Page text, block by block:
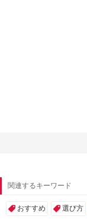
関連するキーワード
おすすめ 選び方